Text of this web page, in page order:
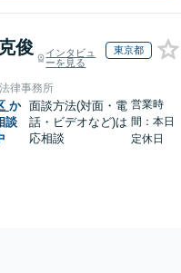
俊
インタビュ
ーを見る
東京都
律事務所
か
談
面談方法(対面・電
話・ビデオなど)は
応相談
営業時
間：本日
定休日